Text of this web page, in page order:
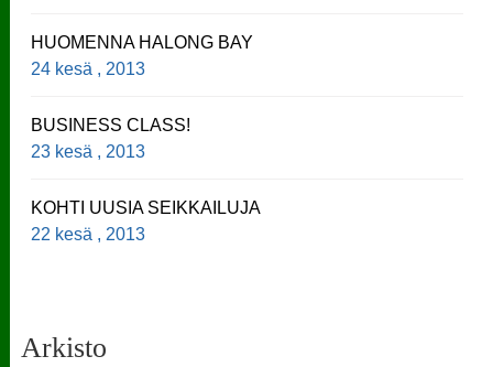
HUOMENNA HALONG BAY
24 kesä , 2013
BUSINESS CLASS!
23 kesä , 2013
KOHTI UUSIA SEIKKAILUJA
22 kesä , 2013
Arkisto